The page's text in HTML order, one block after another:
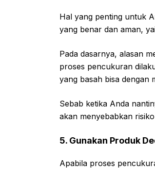
Hal yang penting untuk
yang benar dan aman,
Pada dasarnya, alasan
proses pencukuran
yang basah bisa dengan
Sebab ketika Anda
akan menyebabkan
5. Gunakan Produk
Apabila proses